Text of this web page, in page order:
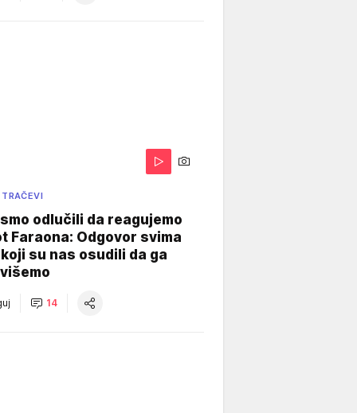
odlučili da reagujemo
Faraona: Odgovor svima
su nas osudili da ga
14